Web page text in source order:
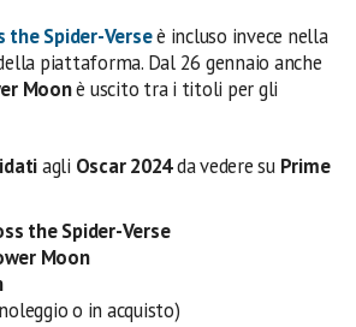
the Spider-Verseè incluso invece nella
piattaforma. Dal 26 gennaio anche
Moonè uscito tra i titoli per gli
agli Oscar 2024da vedere su Prime
the Spider-Verse
Moon
o in acquisto)